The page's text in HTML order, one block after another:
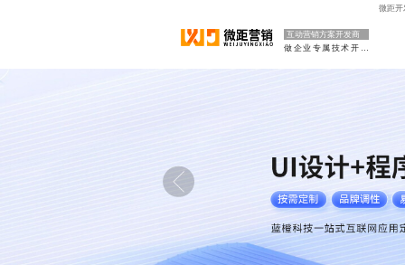
微距开
互动营销方案开发商
做企业专属技术开发部门